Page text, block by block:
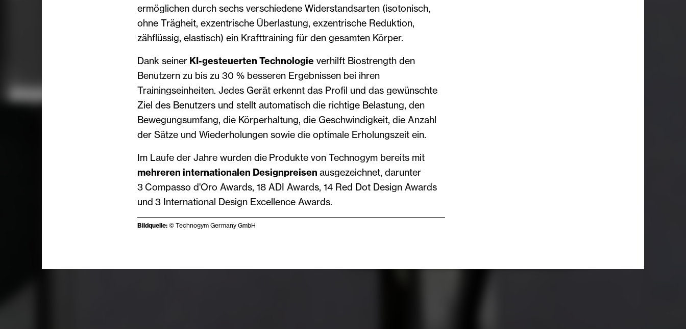
ermöglichen durch sechs verschiedene Widerstandsarten (isotonisch,
ohne Trägheit, exzentrische Überlastung, exzentrische Reduktion,
zähflüssig, elastisch) ein Krafttraining für den gesamten Körper.
Dank seinerKI-gesteuerten Technologieverhilft Biostrength den
Benutzern zu bis zu 30 % besseren Ergebnissen bei ihren
Trainingseinheiten. Jedes Gerät erkennt das Profil und das gewünschte
Ziel des Benutzers und stellt automatisch die richtige Belastung, den
Bewegungsumfang, die Körperhaltung, die Geschwindigkeit, die Anzahl
der Sätze und Wiederholungen sowie die optimale Erholungszeit ein.
Im Laufe der Jahre wurden die Produkte von Technogym bereits mit
mehreren internationalen Designpreisen ausgezeichnet, darunter
3 Compasso d'Oro Awards, 18 ADI Awards, 14 Red Dot Design Awards
und 3 International Design Excellence Awards.
Bildquelle: © Technogym Germany GmbH